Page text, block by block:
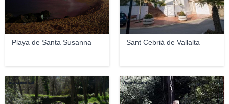
Playa de Santa Susanna Sant Cebrià de Vallalta
maria moncal Activ Natura